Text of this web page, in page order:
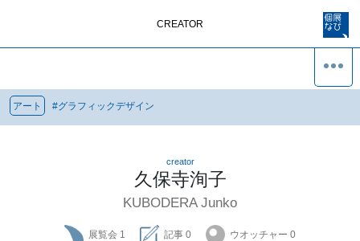
CREATOR
アート #グラフィックデザイン
creator
久保寺洵子
KUBODERA Junko
展覧会 1 記事 0 ウオッチャー 0